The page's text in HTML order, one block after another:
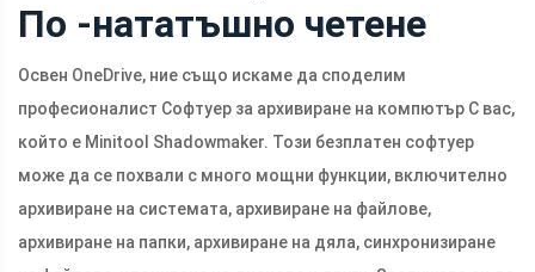
По -нататъшно четене
Освен OneDrive, ние също искаме да споделим
професионалист Софтуер за архивиране на компютър С вас,
който е Minitool Shadowmaker. Този безплатен софтуер
може да се похвали с много мощни функции, включително
архивиране на системата, архивиране на файлове,
архивиране на папки, архивиране на дяла, синхронизиране